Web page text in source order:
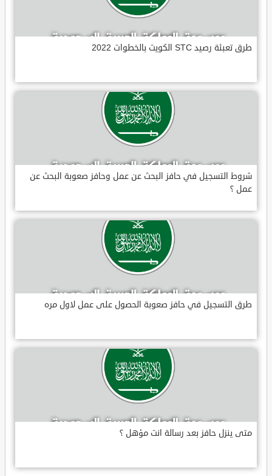
طرق تعبئة رصيد STC الكويت بالخطوات 2022
شروط التسجيل في حافز البحث عن عمل وحافز صعوبة البحث عن
عمل ؟
طرق التسجيل في حافز صعوبة الحصول على عمل لاول مره
متى ينزل حافز بعد رسالة انت مؤهل ؟